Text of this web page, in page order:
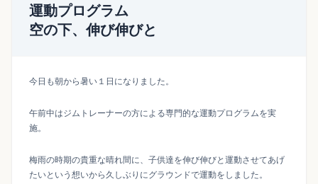
運動プログラム
空の下、伸び伸びと
今日も朝から暑い１日になりました。
午前中はジムトレーナーの方による専門的な運動プログラムを実
施。
梅雨の時期の貴重な晴れ間に、子供達を伸び伸びと運動させてあげ
たいという想いから久しぶりにグラウンドで運動をしました。